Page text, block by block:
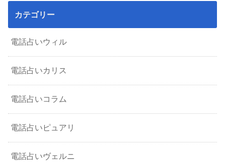
カテゴリー
電話占いウィル
電話占いカリス
電話占いコラム
電話占いピュアリ
電話占いヴェルニ